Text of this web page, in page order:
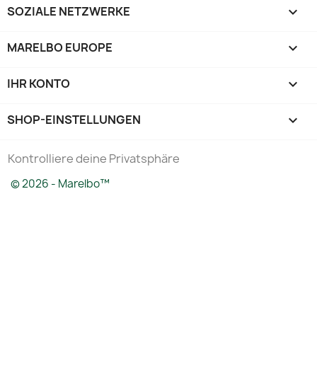
SOZIALE NETZWERKE 
MARELBO EUROPE 
IHR KONTO 
SHOP-EINSTELLUNGEN keyboard_arrow_down
Kontrolliere deine Privatsphäre
© 2026 - Marelbo™